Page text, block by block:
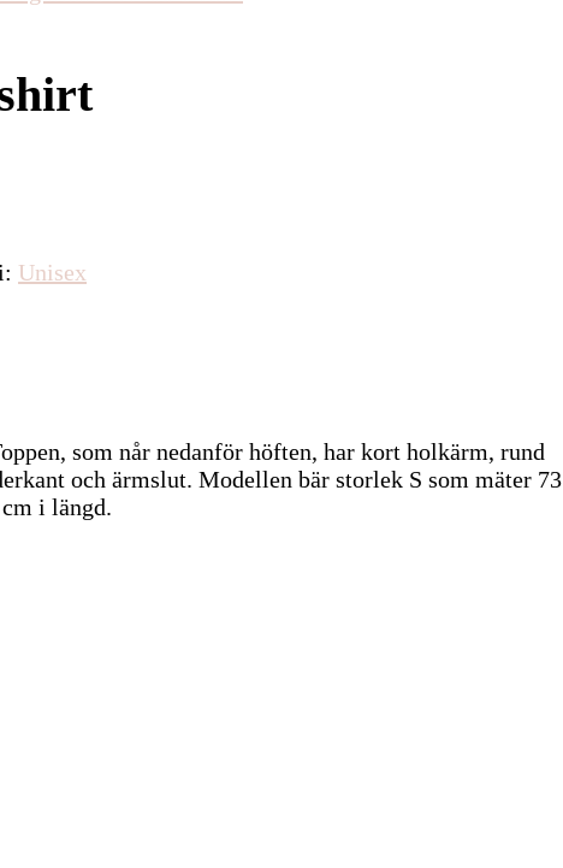
Unisex
som når nedanför höften, har kort holkärm, rund
och ärmslut. Modellen bär storlek S som mäter 73
i längd.